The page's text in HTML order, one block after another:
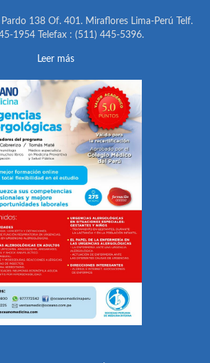
138 Of. 401. Miraflores Lima-Perú Telf.
1954 Telefax : (511) 445-5396.
Leer más